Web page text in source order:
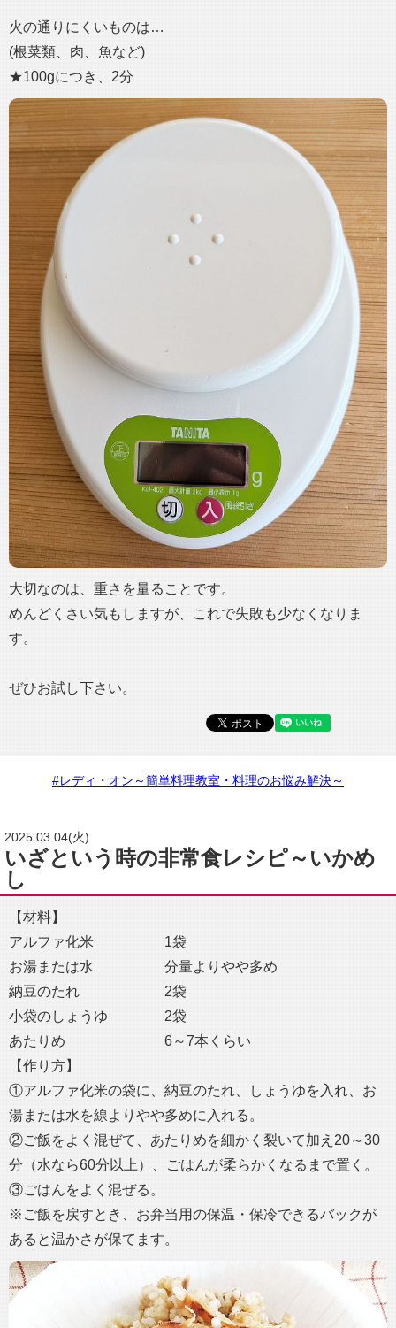
火の通りにくいものは…
(根菜類、肉、魚など)
★100gにつき、2分
大切なのは、重さを量ることです。
めんどくさい気もしますが、これで失敗も少なくなりま
す。
ぜひお試し下さい。
#レディ・オン～簡単料理教室・料理のお悩み解決～
2025.03.04(火)
いざという時の非常食レシピ～いかめ
し
【材料】
アルファ化米 1袋
お湯または水 分量よりやや多め
納豆のたれ 2袋
小袋のしょうゆ 2袋
あたりめ 6～7本くらい
【作り方】
①アルファ化米の袋に、納豆のたれ、しょうゆを入れ、お
湯または水を線よりやや多めに入れる。
②ご飯をよく混ぜて、あたりめを細かく裂いて加え20～30
分（水なら60分以上）、ごはんが柔らかくなるまで置く。
③ごはんをよく混ぜる。
※ご飯を戻すとき、お弁当用の保温・保冷できるバックが
あると温かさが保てます。